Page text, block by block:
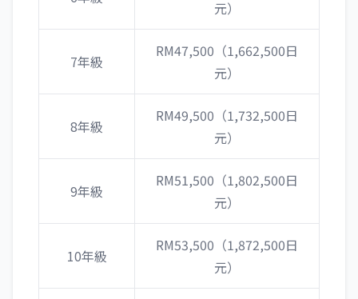
元）
7年級
RM47,500（1,662,500日
元）
8年級
RM49,500（1,732,500日
元）
9年級
RM51,500（1,802,500日
元）
10年級
RM53,500（1,872,500日
元）